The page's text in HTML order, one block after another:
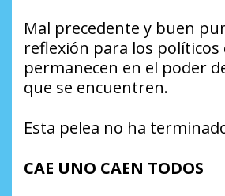
Mal precedente y buen
reflexión para los políticos
permanecen en el poder
que se encuentren.
Esta pelea no ha
CAE UNO CAEN TODOS